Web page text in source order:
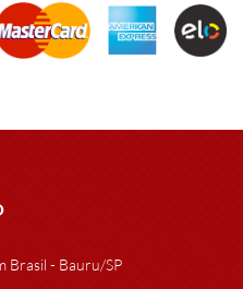
Brasil - Bauru/SP